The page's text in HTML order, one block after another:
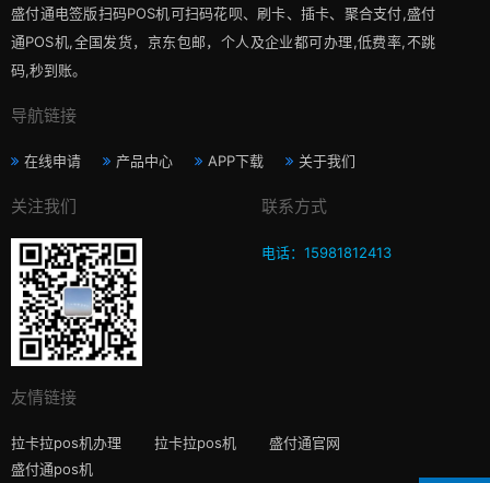
盛付通电签版扫码POS机可扫码花呗、刷卡、插卡、聚合支付,盛付
通POS机,全国发货，京东包邮，个人及企业都可办理,低费率,不跳
码,秒到账。
导航链接
在线申请 产品中心 APP下载 关于我们
关注我们 联系方式
电话：15981812413
友情链接
拉卡拉pos机办理 拉卡拉pos机
盛付通官网
盛付通pos机